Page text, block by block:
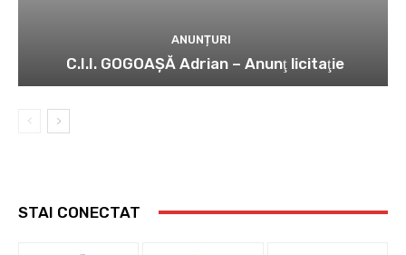
ANUNȚURI
C.I.I. GOGOAŞĂ Adrian – Anunţ licitaţie
STAI CONECTAT